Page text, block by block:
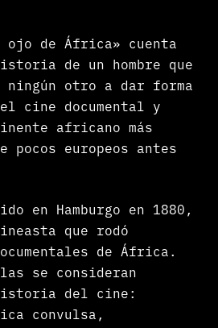
de África» cuenta
de un hombre que
ningún otro a dar forma
cine documental y
africano más
pocos europeos antes
en Hamburgo en 1880,
que rodó
de África.
se consideran
del cine:
convulsa,